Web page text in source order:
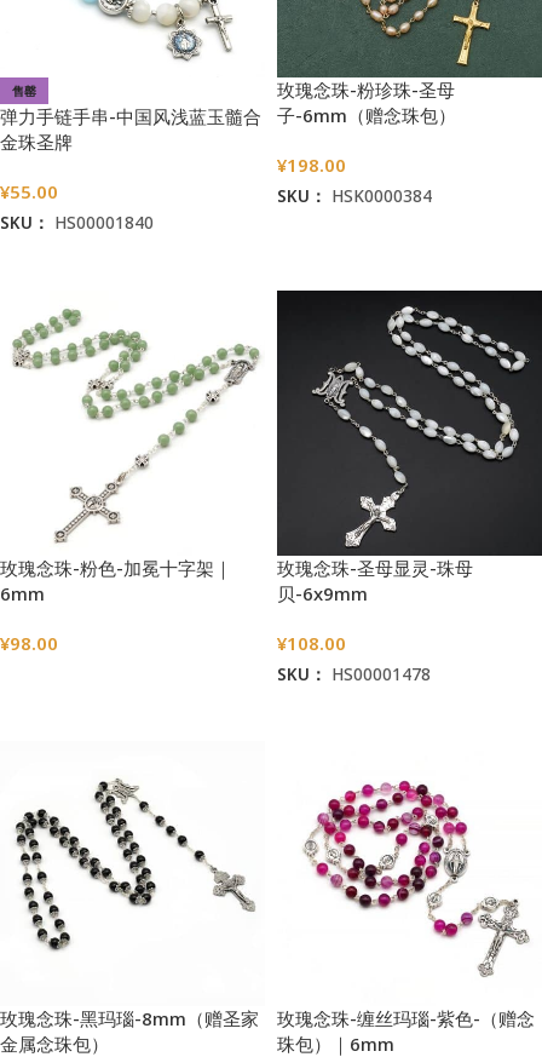
售罄
弹力手链手串-中国风浅蓝玉髓合
金珠圣牌
¥55.00
SKU： HS00001840
玫瑰念珠-粉珍珠-圣母
子-6mm（赠念珠包）
¥198.00
SKU： HSK0000384
玫瑰念珠-粉色-加冕十字架｜
6mm
¥98.00
玫瑰念珠-圣母显灵-珠母
贝-6x9mm
¥108.00
SKU： HS00001478
玫瑰念珠-黑玛瑙-8mm（赠圣家
金属念珠包）
玫瑰念珠-缠丝玛瑙-紫色-（赠念
珠包）｜6mm